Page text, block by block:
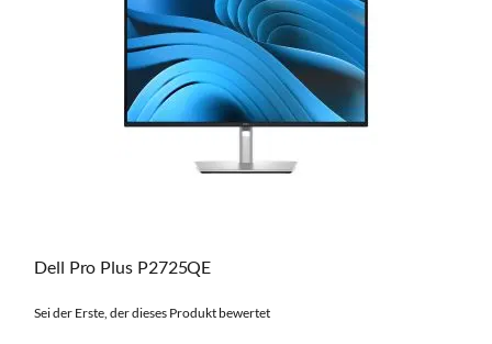
Dell Pro Plus P2725QE
Sei der Erste, der dieses Produkt bewertet